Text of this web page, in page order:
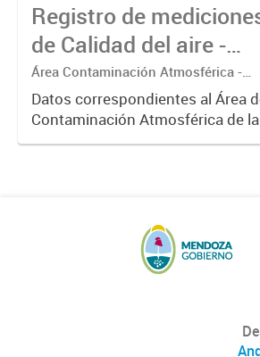
Registro de
de Calidad del aire -
Meteorología
Área Contaminación Atmosférica -
Dirección de Protección Ambiental
Datos correspondientes al Área
Contaminación Atmosférica de la
Dirección de Protección